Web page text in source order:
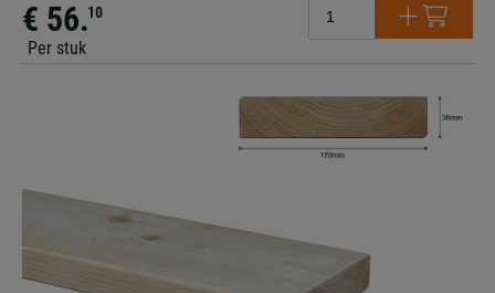
€ 56.10
Per stuk